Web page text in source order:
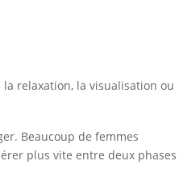
relaxation, la visualisation ou
Beaucoup de femmes
plus vite entre deux phases